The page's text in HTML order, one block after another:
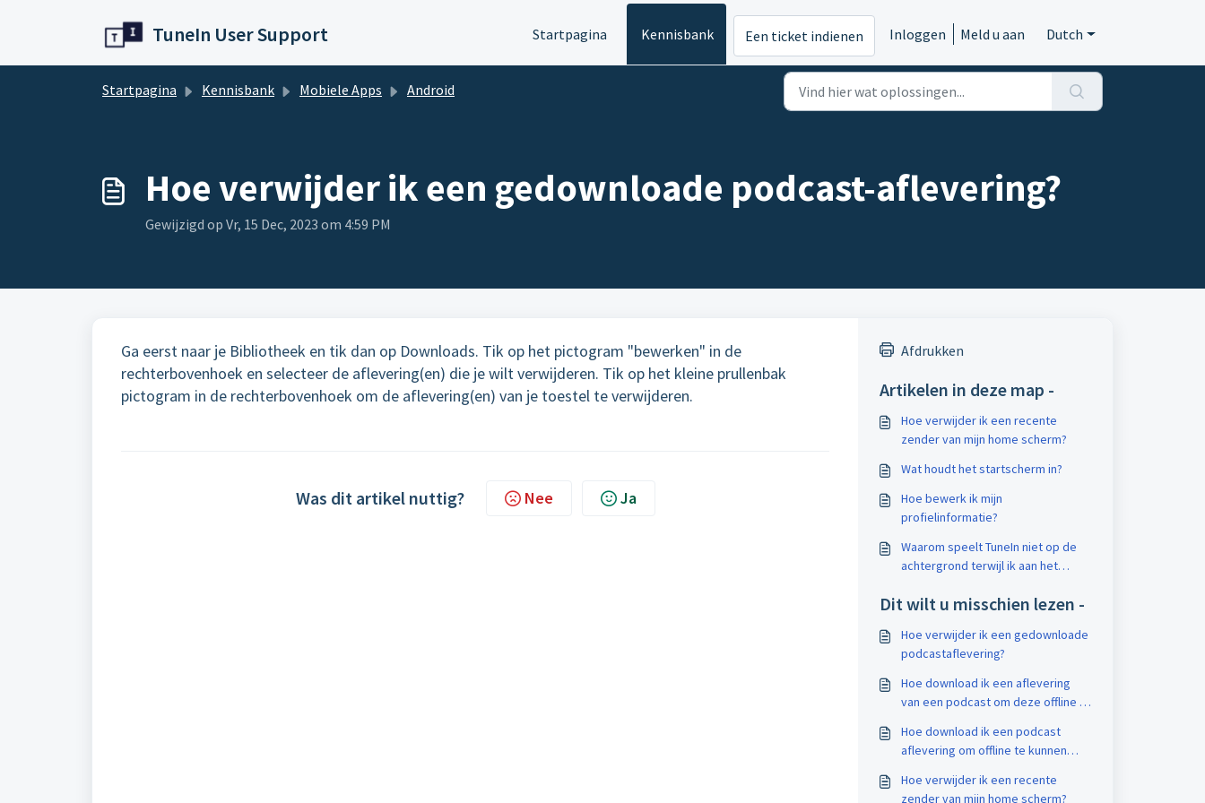
TuneIn User Support Startpagina Kennisbank Een ticket indienen Inloggen Meld u aan Dutch
Startpagina Kennisbank Mobiele Apps Android
Hoe verwijder ik een gedownloade podcast-aflevering?
Gewijzigd op Vr, 15 Dec, 2023 om 4:59 PM
Ga eerst naar je Bibliotheek en tik dan op Downloads. Tik op het pictogram "bewerken" in de
rechterbovenhoek en selecteer de aflevering(en) die je wilt verwijderen. Tik op het kleine prullenbak
pictogram in de rechterbovenhoek om de aflevering(en) van je toestel te verwijderen.
Was dit artikel nuttig? Nee Ja
Afdrukken
Artikelen in deze map -
Hoe verwijder ik een recente
zender van mijn home scherm?
Wat houdt het startscherm in?
Hoe bewerk ik mijn
profielinformatie?
Waarom speelt TuneIn niet op de
achtergrond terwijl ik aan het
Dit wilt u misschien lezen -
Hoe verwijder ik een gedownloade
podcastaflevering?
Hoe download ik een aflevering
van een podcast om deze offline te
Hoe download ik een podcast
aflevering om offline te kunnen
Hoe verwijder ik een recente
zender van mijn home scherm?